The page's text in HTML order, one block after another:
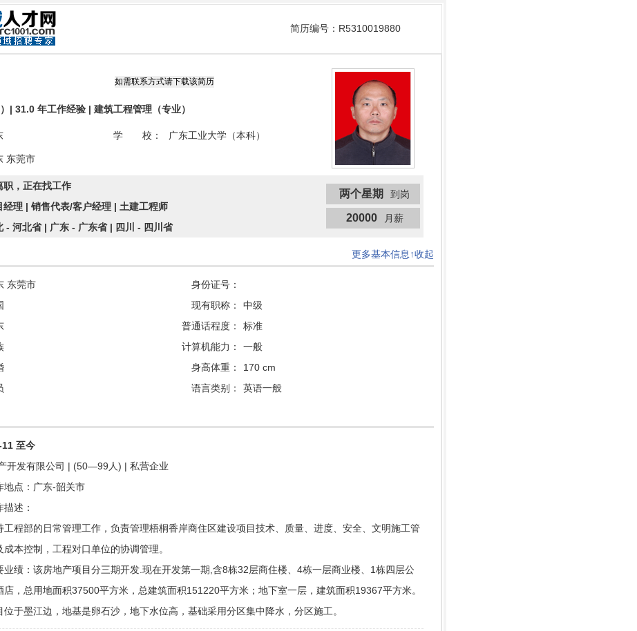
简历编号：R5310019880
| 31.0 年工作经验 | 建筑工程管理（专业）
学 校： 广东工业大学（本科）
东莞市
职，正在找工作
两个星期 到岗
20000 月薪
经理 | 销售代表/客户经理 | 土建工程师
- 河北省 | 广东 - 广东省 | 四川 - 四川省
更多基本信息↑收起
东莞市
身份证号：
现有职称：
中级
普通话程度：
标准
计算机能力：
一般
身高体重：
170 cm
语言类别： 英语一般
11 至今
开发有限公司 | (50—99人) | 私营企业
地点：广东-韶关市
描述：
工程部的日常管理工作，负责管理梧桐香岸商住区建设项目技术、质量、进度、安全、文明施工管
成本控制，工程对口单位的协调管理。
业绩：该房地产项目分三期开发.现在开发第一期,含8栋32层商住楼、4栋一层商业楼、1栋四层公
店，总用地面积37500平方米，总建筑面积151220平方米；地下室一层，建筑面积19367平方米。
位于墨江边，地基是卵石沙，地下水位高，基础采用分区集中降水，分区施工。